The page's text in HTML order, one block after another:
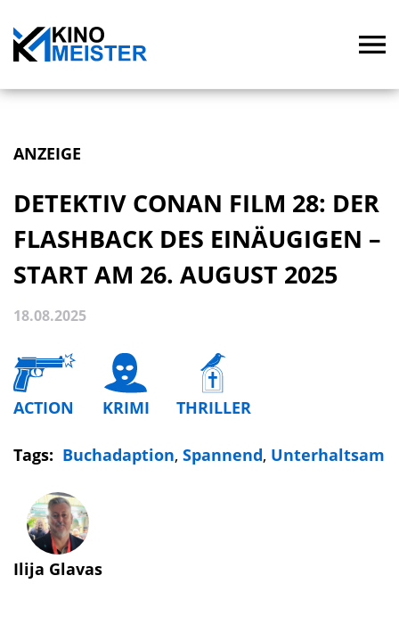
ANZEIGE
DETEKTIV CONAN FILM 28: DER
FLASHBACK DES EINÄUGIGEN –
START AM 26. AUGUST 2025
18.08.2025
ACTION KRIMI THRILLER
Tags: Buchadaption, Spannend, Unterhaltsam
Ilija Glavas